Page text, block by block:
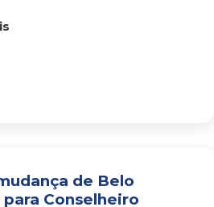
de Belo
Conselheiro